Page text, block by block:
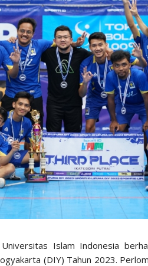
Islam Indonesia
(DIY) Tahun 2023.